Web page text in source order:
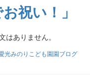
祝い！」
ありません。
光みのりこども園園ブログ